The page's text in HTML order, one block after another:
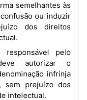
semelhantes às
ou induzir
dos direitos
autorizar o
infrinja
sem prejuízo dos
intelectual.